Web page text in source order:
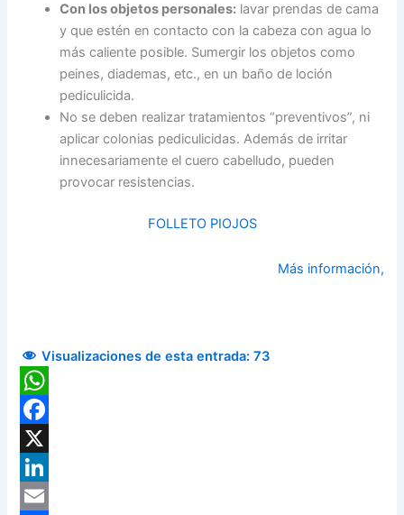
Con los objetos personales: lavar prendas de cama
y que estén en contacto con la cabeza con agua lo
más caliente posible. Sumergir los objetos como
peines, diademas, etc., en un baño de loción
pediculicida.
No se deben realizar tratamientos “preventivos”, ni
aplicar colonias pediculicidas. Además de irritar
innecesariamente el cuero cabelludo, pueden
provocar resistencias.
FOLLETO PIOJOS
Más información,
Visualizaciones de esta entrada: 73
WhatsApp
Facebook
X
LinkedIn